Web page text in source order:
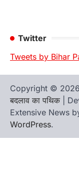
Twitter
Tweets by Bihar
Copyright © 2026
बदलाव का पथिक |
Extensive News
WordPress.